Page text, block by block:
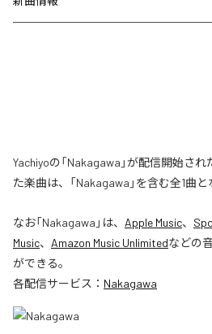
Yachiyoの「Nakagawa」が配信開始さ
た楽曲は、「Nakagawa」を含む全1曲と
なお「Nakagawa 」は、 Apple Music、
Music、 Amazon Music Unlimitedなどの
ができる。
各配信サービス： Nakagawa